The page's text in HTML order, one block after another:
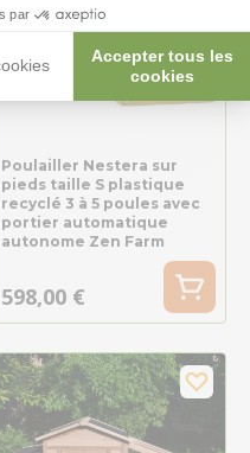
par
Accepter tous les
cookies
Poulailler Nestera sur
pieds taille S plastique
recyclé 3 à 5 poules avec
portier automatique
autonome Zen Farm
598,00 €